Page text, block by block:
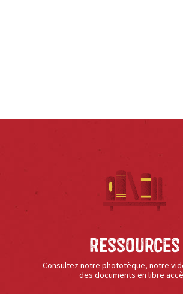
Ressources
Consultez notre phototèque, notre
des documents en libre